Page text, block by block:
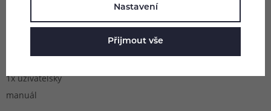
(0.8Ω, 2ml)
1x uživatelský
manuál
Nastavení
Přijmout vše